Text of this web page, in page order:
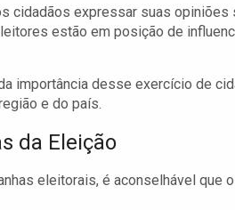
cidadãos expressar suas
estão em posição de
importância desse exercício de
e do país.
da Eleição
eleitorais, é aconselhável